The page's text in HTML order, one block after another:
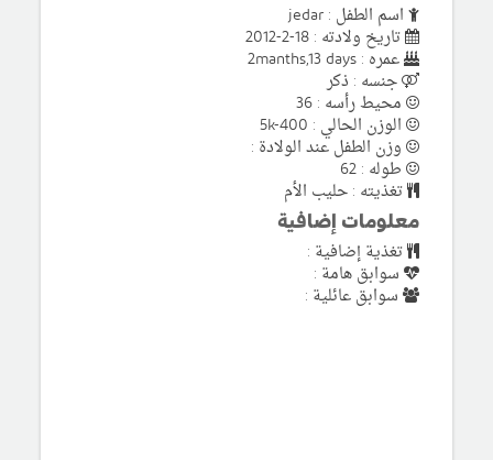
اسم الطفل : jedar
تاريخ ولادته : 18-2-2012
عمره : 2manths,13 days
جنسه : ذكر
محيط رأسه : 36
الوزن الحالي : 5k-400
وزن الطفل عند الولادة :
طوله : 62
تغذيته : حليب الأم
معلومات إضافية
تغذية إضافية :
سوابق هامة :
سوابق عائلية :